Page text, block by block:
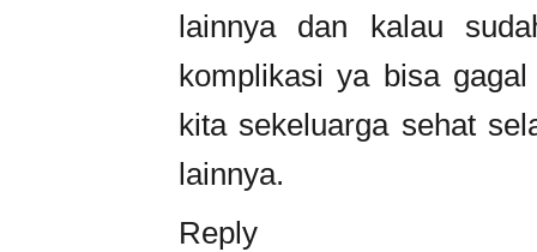
lainnya dan kalau
komplikasi ya bisa
kita sekeluarga sehat
lainnya.
Reply